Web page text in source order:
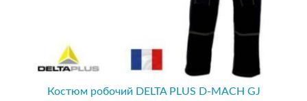
Костюм робочий DELTA PLUS D-MACH GJ